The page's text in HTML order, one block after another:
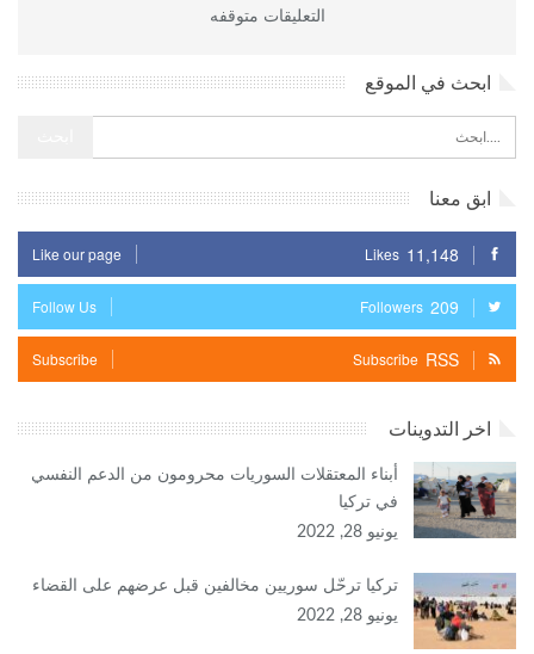
التعليقات متوقفه
ابحث في الموقع
ابق معنا
11,148
Likes
Like our page
209
Followers
Follow Us
RSS
Subscribe
Subscribe
اخر التدوينات
أبناء المعتقلات السوريات محرومون من الدعم النفسي
في تركيا
يونيو 28, 2022
تركيا ترحّل سوريين مخالفين قبل عرضهم على القضاء
يونيو 28, 2022